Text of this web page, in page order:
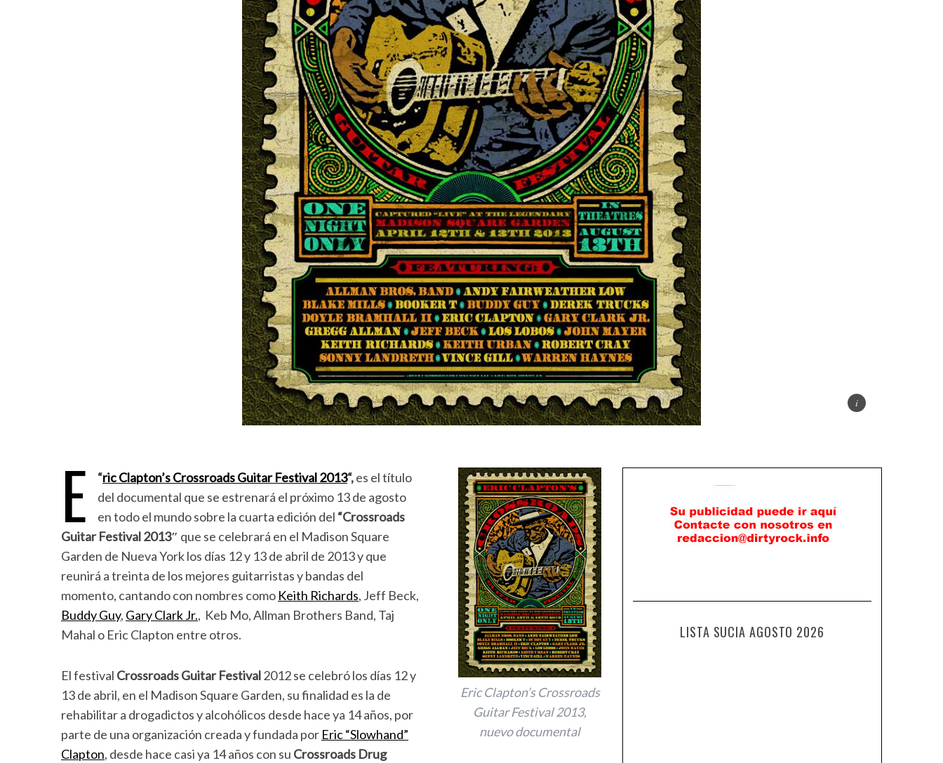
Eric Clapton’s Crossroads
Guitar Festival 2013,
nuevo documental
“
E ric Clapton’s Crossroads Guitar Festival 2013“,es el título
del documental que se estrenará el próximo 13 de agosto
en todo el mundo sobre la cuarta edición del “Crossroads
Guitar Festival 2013″ que se celebrará en el Madison Square
Garden de Nueva York los días 12 y 13 de abril de 2013 y que
reunirá a treinta de los mejores guitarristas y bandas del
momento, cantando con nombres como Keith Richards, Jeff Beck,
Buddy Guy, Gary Clark Jr., Keb Mo, Allman Brothers Band, Taj
Mahal o Eric Clapton entre otros.
El festival Crossroads Guitar Festival2012 se celebró los días 12 y
13 de abril, en el Madison Square Garden, su finalidad es la de
rehabilitar a drogadictos y alcohólicos desde hace ya 14 años, por
parte de una organización creada y fundada por Eric “Slowhand”
Clapton, desde hace casi ya 14 años con su Crossroads Drug
LISTA SUCIA AGOSTO 2026